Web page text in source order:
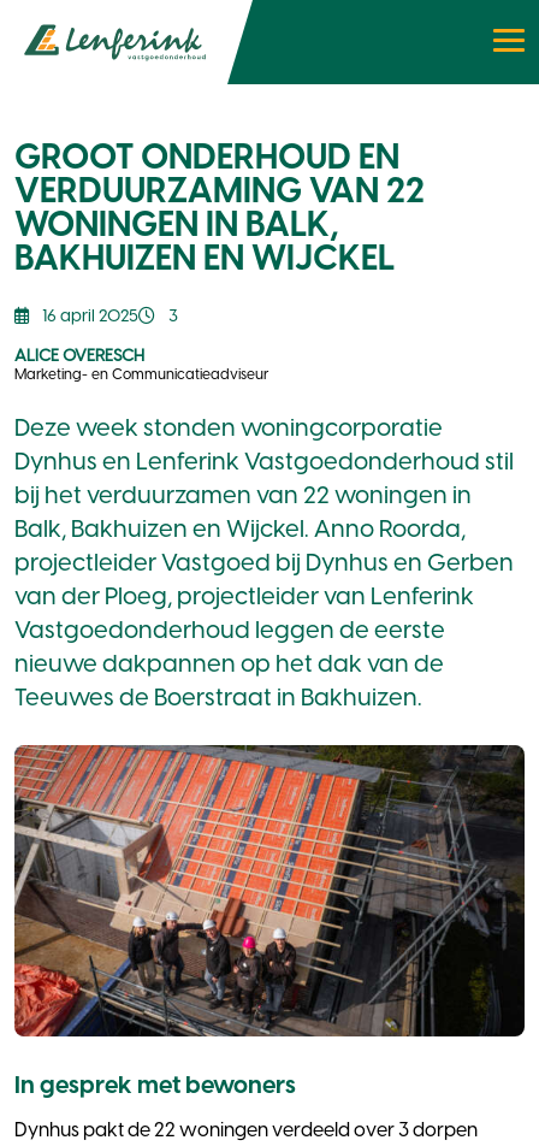
GROOT ONDERHOUD EN
VERDUURZAMING VAN 22
WONINGEN IN BALK,
BAKHUIZEN EN WIJCKEL
ALICE OVERESCH
Marketing- en Communicatieadviseur
16 april 2025 3
Deze week stonden woningcorporatie
Dynhus en Lenferink Vastgoedonderhoud stil
bij het verduurzamen van 22 woningen in
Balk, Bakhuizen en Wijckel. Anno Roorda,
projectleider Vastgoed bij Dynhus en Gerben
van der Ploeg, projectleider van Lenferink
Vastgoedonderhoud leggen de eerste
nieuwe dakpannen op het dak van de
Teeuwes de Boerstraat in Bakhuizen.
In gesprek met bewoners
Dynhus pakt de 22 woningen verdeeld over 3 dorpen